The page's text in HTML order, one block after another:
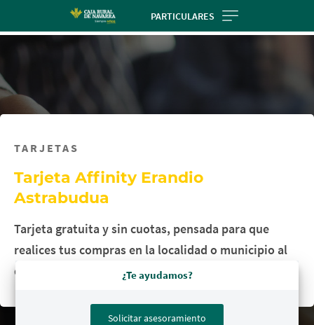
main
PARTICULARES
TARJETAS
Tarjeta Affinity Erandio
Astrabudua
Tarjeta gratuita y sin cuotas, pensada para que
realices tus compras en la localidad o municipio al
que perteneces, sin complicaciones.
¿Te ayudamos?
Solicitar asesoramiento